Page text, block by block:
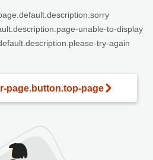
unable-to-display
try-again
page.button.top-page